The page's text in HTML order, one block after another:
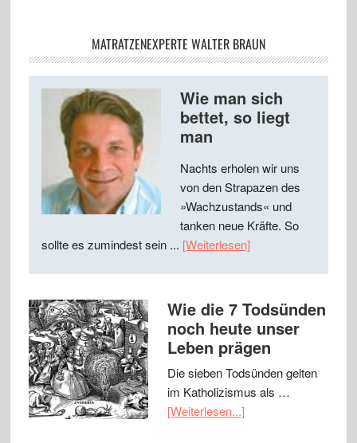
MATRATZENEXPERTE WALTER BRAUN
Wie man sich
bettet, so liegt
man
Nachts erholen wir uns
von den Strapazen des
»Wachzustands« und
tanken neue Kräfte. So
sollte es zumindest sein ... [Weiterlesen]
Wie die 7 Todsünden
noch heute unser
Leben prägen
Die sieben Todsünden gelten
im Katholizismus als …
[Weiterlesen...]